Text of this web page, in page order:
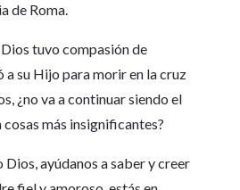
de Roma.
tuvo compasión de
a su Hijo para morir en la cruz
¿no va a continuar siendo el
más insignificantes?
Dios, ayúdanos a saber y creer